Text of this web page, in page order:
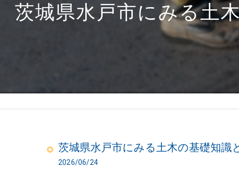
茨城県水戸市にみる土
茨城県水戸市にみる土木の基礎知識
2026/06/24